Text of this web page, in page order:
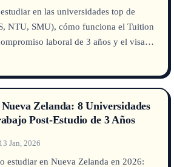
en las universidades top de
NTU, SMU), cómo funciona el Tuition
laboral de 3 años y el visado
empleo tras graduarte.
Zelanda: 8 Universidades
Post-Estudio de 3 Años
13 Jan, 2026
estudiar en Nueva Zelanda en 2026: